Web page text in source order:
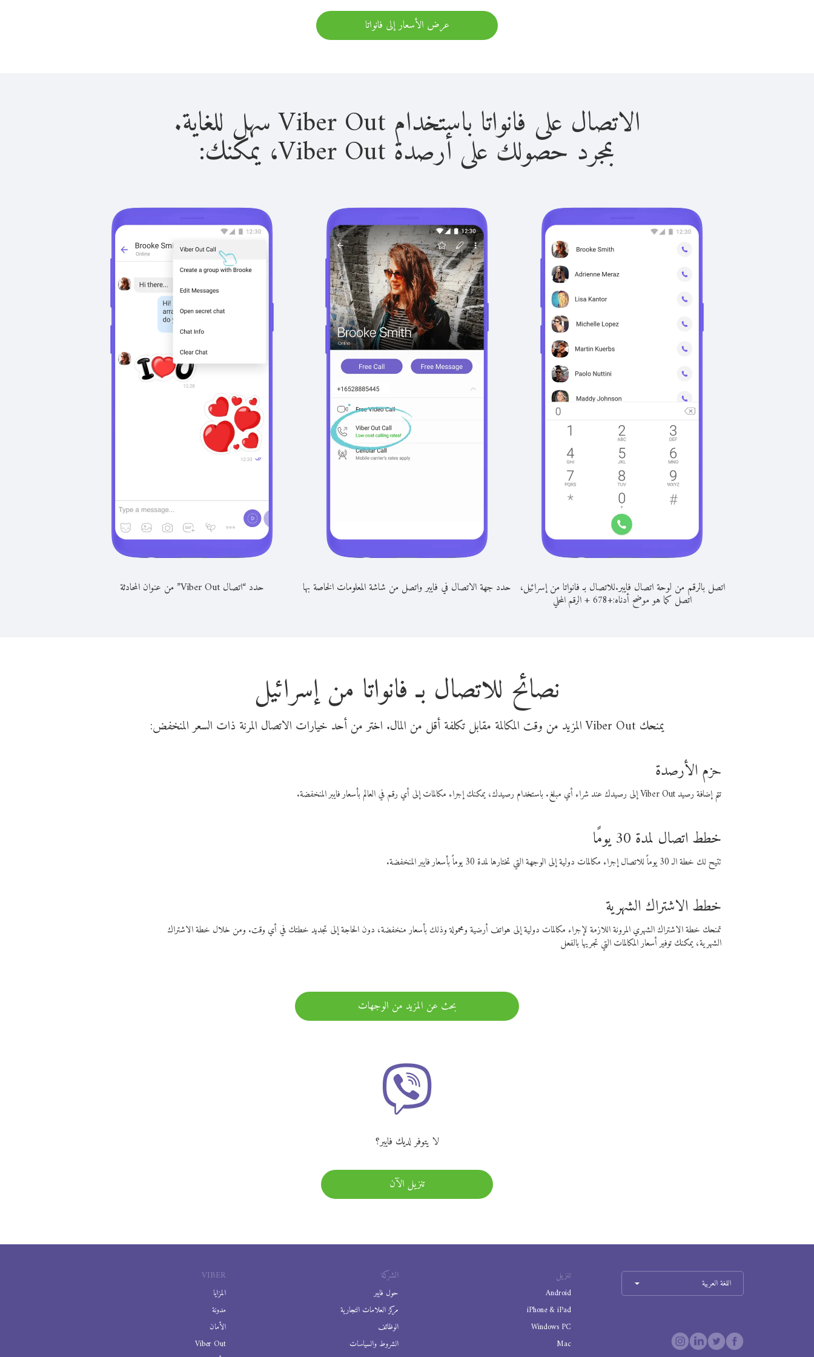
عرض الأسعار إلى فانواتا
الاتصال على فانواتا باستخدام Viber Out سهل للغاية.
بمجرد حصولك على أرصدة Viber Out، يمكنك:
اتصل بالرقم من لوحة اتصال فايبر.للاتصال بـ فانواتا من إسرائيل،
اتصل كما هو موضح أدناه:+
678
+الرقم المحلي
حدد جهة الاتصال في فايبر واتصل من شاشة المعلومات الخاصة بها حدد “اتصال Viber Out” من عنوان المحادثة
نصائح للاتصال بـ فانواتا من إسرائيل
يمنحك Viber Out المزيد من وقت المكالمة مقابل تكلفة أقل من المال. اختر من أحد خيارات الاتصال المرنة ذات السعر المنخفض:
حزم الأرصدة
تتم إضافة رصيد Viber Out إلى رصيدك عند شراء أي مبلغ. باستخدام رصيدك، يمكنك إجراء مكالمات إلى أي رقم في العالم بأسعار فايبر المنخفضة.
خطط اتصال لمدة 30 يومًا
تتيح لك خطة الـ 30 يوماً للاتصال إجراء مكالمات دولية إلى الوجهة التي تختارها لمدة 30 يوماً بأسعار فايبر المنخفضة.
خطط الاشتراك الشهرية
تمنحك خطة الاشتراك الشهري المرونة اللازمة لإجراء مكالمات دولية إلى هواتف أرضية ومحمولة وذلك بأسعار منخفضة، دون الحاجة إلى تجديد خطتك في أي وقت. ومن خلال خطة الاشتراك
الشهرية، يمكنك توفير أسعار المكالمات التي تجريها بالفعل
بحث عن المزيد من الوجهات
لا يتوفر لديك فايبر؟
تنزيل الآن
VIBER
المزايا
مدونة
الأمان
Viber Out
الشركة
حول فايبر
مركز العلامات التجارية
الوظائف
الشروط والسياسات
تنزيل
Android
iPhone & iPad
Windows PC
Mac
اللغة العربية